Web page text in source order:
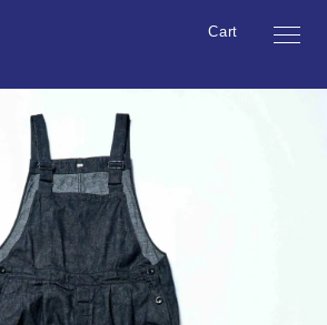
Cart